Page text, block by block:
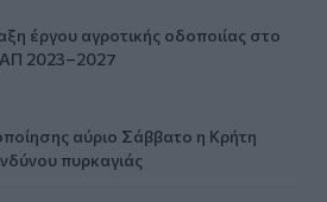
έργου αγροτικής οδοποιίας στο
2023–2027
αύριο Σάββατο η Κρήτη
πυρκαγιάς